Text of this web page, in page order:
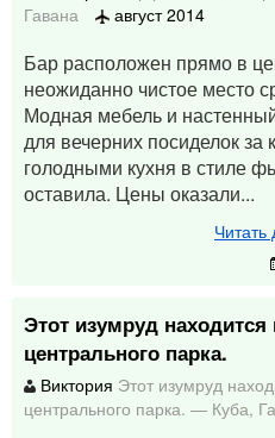
Гавана
август 2014
Бар расположен прямо в
неожиданно чистое место
Модная мебель и
для вечерних посиделок за
голодными кухня в стиле
оставила. Цены оказали...
Читать
Этот изумруд находится
центрального парка.
Виктория Этот изумруд
центрального парка. — Куба,